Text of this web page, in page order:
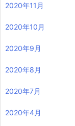
2020年11月
2020年10月
2020年9月
2020年8月
2020年7月
2020年4月